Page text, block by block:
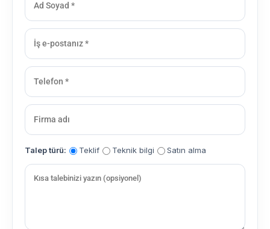
Talep türü: Teklif Teknik bilgi Satın alma